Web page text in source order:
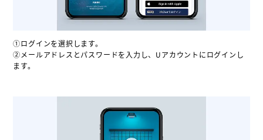
①ログインを選択します。
②メールアドレスとパスワードを入力し、Uアカウントにログインし
ます。